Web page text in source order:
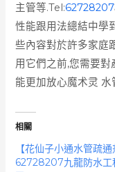
主管等.Tel:62728207
性能跟用法總結中學
些內容對於許多家庭
用它們之前,您需要
能更加放心魔术灵 水
相關
【花仙子小通水管疏通
62728207九龍防水工